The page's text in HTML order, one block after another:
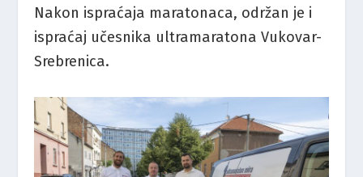
Nakon ispraćaja maratonaca, održan je i
ispraćaj učesnika ultramaratona Vukovar-
Srebrenica.